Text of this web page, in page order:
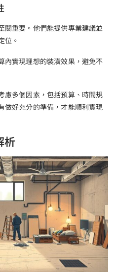
關重要。他們能提供專業建議並
位。
內實現理想的裝潢效果，避免不
慮多個因素，包括預算、時間規
做好充分的準備，才能順利實現
析